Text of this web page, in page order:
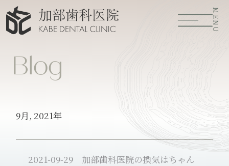
MENU
Blog
9月, 2021年
2021-09-29 加部歯科医院の換気はちゃん